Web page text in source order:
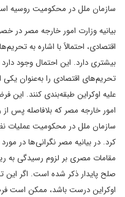
سازمان ملل در محکومیت روسیه
بیانیه وزارت امور خارجه مصر
اقتصادی، احتمالاً با اشاره به
بیشتری دارد. این احتمال وجود
تحریم‌های اقتصادی را به‌عنوان
علیه اوکراین طبقه‌بندی کنند. این
امور خارجه مصر که بلافاصله پس
سازمان ملل در محکومیت عملیات
کرد. در بیانیه مصر نگرانی‌ها در
مقامات مصری بر لزوم رسیدگی به
صلح پایدار ذکر شده است. اگر این
اوکراین درست باشد، ممکن است